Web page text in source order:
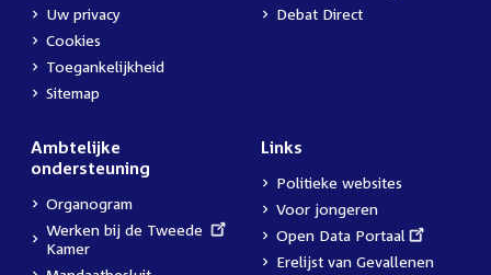
Uw privacy
Cookies
Toegankelijkheid
Sitemap
Debat Direct
Ambtelijke
ondersteuning
Organogram
External
link:
Werken bij de Tweede
Kamer
Links
Politieke websites
Voor jongeren
External
link:
Open Data Portaal
Erelijst van Gevallenen